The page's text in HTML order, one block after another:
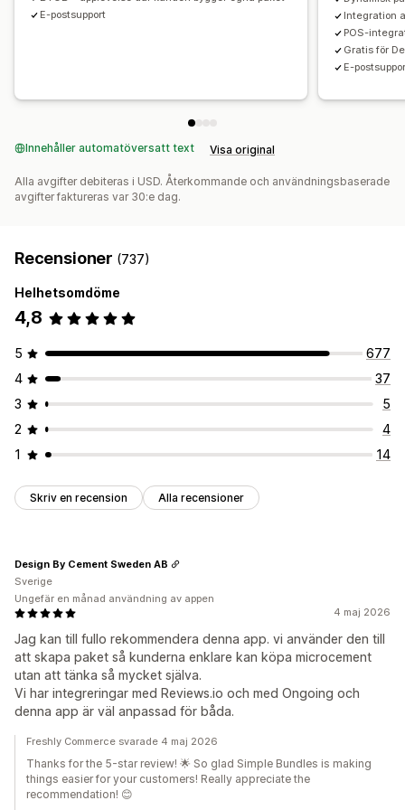
Dynamisk prissättning
Anpassad prissättning
Differentierade rabatter
A/B-testning Klickfrekvenser Konverteringsgrad
Rekommendation om prestanda
Trattens prestanda
E-postsupport
Integration
POS-
Gratis för
E-
Innehåller automatöversatt text Visa original
Alla avgifter debiteras i USD. Återkommande och användningsbaserade
avgifter faktureras var 30:e dag.
Recensioner (737)
Helhetsomdöme
4,8
5
677
4
37
3
5
2
4
1
14
Skriv en recension Alla recensioner
4 maj 2026
Jag kan till fullo rekommendera denna app. vi använder den till
att skapa paket så kunderna enklare kan köpa microcement
utan att tänka så mycket själva.
Vi har integreringar med Reviews.io och med Ongoing och
denna app är väl anpassad för båda.
Design By Cement Sweden AB
Sverige
Ungefär en månad användning av appen
Freshly Commerce svarade 4 maj 2026
Thanks for the 5-star review! 🌟 So glad Simple Bundles is making
things easier for your customers! Really appreciate the
recommendation! 😊